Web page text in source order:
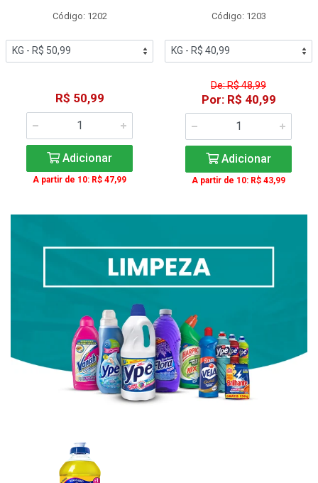
Código: 1202
R$ 50,99
Adicionar
A partir de 10: R$ 47,99
Código: 1203
De: R$ 48,99
Por: R$ 40,99
Adicionar
A partir de 10: R$ 43,99